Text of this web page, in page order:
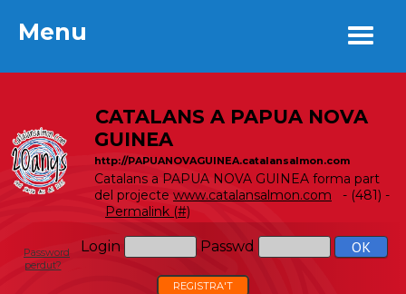
Menu
CATALANS A PAPUA NOVA
GUINEA
http://PAPUANOVAGUINEA.catalansalmon.com
Catalans a PAPUA NOVA GUINEA forma part
del projecte www.catalansalmon.com - (481) -
Permalink (#)
Login Passwd
Password
perdut?
REGISTRA'T
Menu